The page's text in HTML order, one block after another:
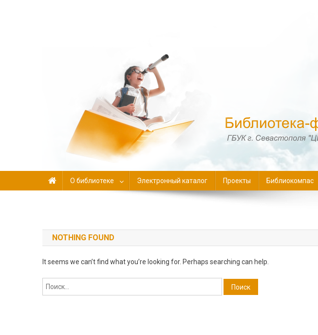
О библиотеке Электронный каталог Проекты Библиокомпас
NOTHING FOUND
It seems we can’t find what you’re looking for. Perhaps searching can help.
Найти: